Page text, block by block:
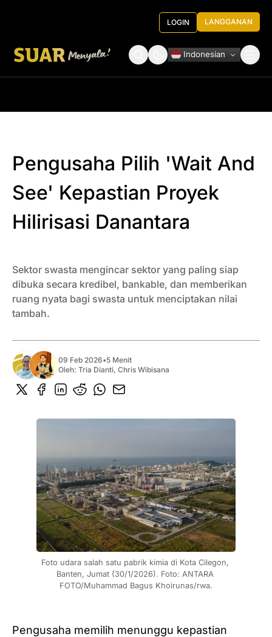
LOGIN LANGGANAN
Indonesian
Pengusaha Pilih 'Wait And
See' Kepastian Proyek
Hilirisasi Danantara
Sektor swasta mengincar sektor yang paling siap
dibuka secara kredibel, bankable, dan memberikan
ruang nyata bagi swasta untuk menciptakan nilai
tambah.
09 Feb 2026•5 Menit
Oleh: Tria Dianti, Chris Wibisana
Foto udara salah satu pabrik kimia di Kota Cilegon,
Banten, Jumat (30/1/2026). Foto: ANTARA
FOTO/Muhammad Bagus Khoirunas/rwa.
Pengusaha memilih menunggu kepastian